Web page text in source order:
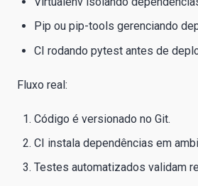
Pip ou pip-tools gerenciando
CI rodando pytest antes de
Fluxo real:
Código é versionado no Git.
CI instala dependências em
Testes automatizados validam